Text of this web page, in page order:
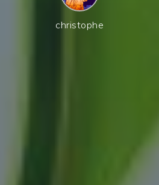
christophe